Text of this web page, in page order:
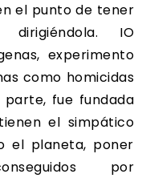
el punto de tener
dirigiéndola. IO
experimento
como homicidas
parte, fue fundada
el simpático
el planeta, poner
por